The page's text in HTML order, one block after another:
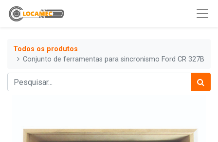
Todos os produtos
Conjunto de ferramentas para sincronismo Ford CR 327B